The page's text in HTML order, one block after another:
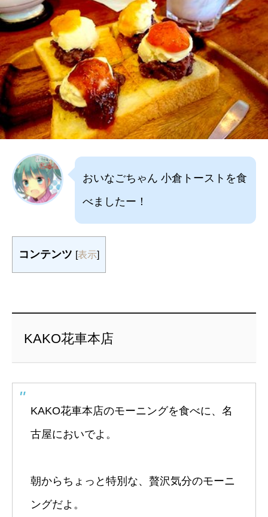
おいなごちゃん 小倉トーストを食
べましたー！
コンテンツ [表示]
KAKO花車本店
KAKO花車本店のモーニングを食べに、名
古屋においでよ。
朝からちょっと特別な、贅沢気分のモーニ
ングだよ。